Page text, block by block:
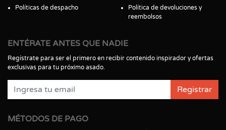
Políticas de despacho
Política de devoluciones y
reembolsos
ENTÉRATE ANTES QUE NADIE
Regístrate para ser el primero en recibir contenido inspirador y ofertas
exclusivas para tu próximo asado.
Registrar
MÉTODOS DE PAGO